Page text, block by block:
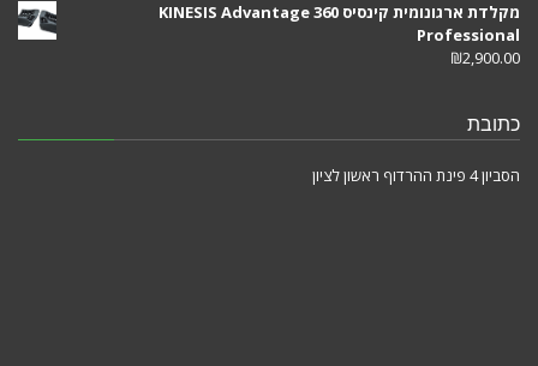
מקלדת ארגונומית קינסיס KINESIS Advantage 360
Professional
₪2,900.00
כתובת
הסביון 4 פינת ההרדוף ראשון לציון